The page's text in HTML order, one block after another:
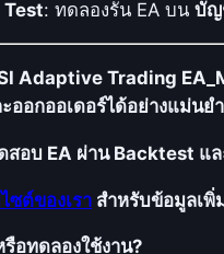
Test: ทดลองรัน EA บน บัญ
Adaptive Trading
ออกออเดอร์ได้อย่างแม่นยำ
สอบ EA ผ่าน Backtest แล
ซต์ของเรา สำหรับข้อมูลเพิ่
อทดลองใช้งาน?